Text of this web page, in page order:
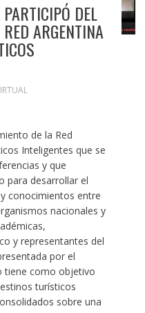
DEL
ARGENTINA
de la Red
Inteligentes que se
y que
para desarrollar el
conocimientos entre
nacionales y
y representantes del
por el
tiene como objetivo
turísticos
sobre una